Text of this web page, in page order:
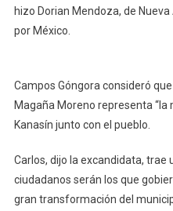
hizo Dorian Mendoza, de
por México.
Campos Góngora consideró
Magaña Moreno representa “la
Kanasín junto con el pueblo.
Carlos, dijo la excandidata, trae
ciudadanos serán los que
gran transformación del